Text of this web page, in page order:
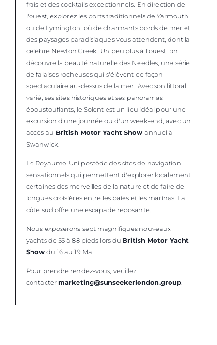
frais et des cocktails exceptionnels. En direction de
l'ouest, explorez les ports traditionnels de Yarmouth
ou de Lymington, où de charmants bords de mer et
des paysages paradisiaques vous attendent, dont la
célèbre Newton Creek. Un peu plus à l'ouest, on
découvre la beauté naturelle des Needles, une série
de falaises rocheuses qui s'élèvent de façon
spectaculaire au-dessus de la mer. Avec son littoral
varié, ses sites historiques et ses panoramas
époustouflants, le Solent est un lieu idéal pour une
excursion d'une journée ou d'un week-end, avec un
accès au British Motor Yacht Show annuel à
Swanwick.
Le Royaume-Uni possède des sites de navigation
sensationnels qui permettent d'explorer localement
certaines des merveilles de la nature et de faire de
longues croisières entre les baies et les marinas. La
côte sud offre une escapade reposante.
Nous exposerons sept magnifiques nouveaux
yachts de 55 à 88 pieds lors du British Motor Yacht
Show du 16 au 19 Mai.
Pour prendre rendez-vous, veuillez
contacter marketing@sunseekerlondon.group